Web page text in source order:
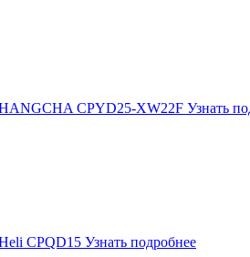
CPYD25-XW22F Узнать
CPQD15 Узнать подробнее